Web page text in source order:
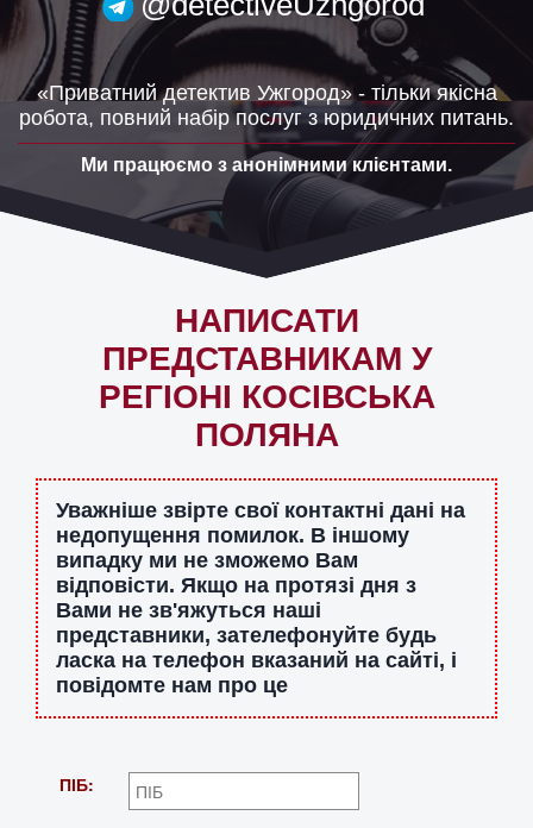
«Приватний детектив Ужгород» - тільки якісна
робота, повний набір послуг з юридичних питань.
Ми працюємо з анонімними клієнтами.
НАПИСАТИ
ПРЕДСТАВНИКАМ У
РЕГІОНІ КОСІВСЬКА
ПОЛЯНА
Уважніше звірте свої контактні дані на
недопущення помилок. В іншому
випадку ми не зможемо Вам
відповісти. Якщо на протязі дня з
Вами не зв'яжуться наші
представники, зателефонуйте будь
ласка на телефон вказаний на сайті, і
повідомте нам про це
ПІБ: